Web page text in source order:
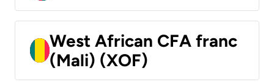
West African CFA franc
(Mali) (XOF)